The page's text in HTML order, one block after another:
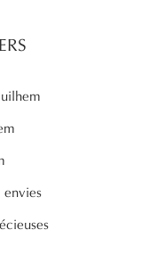
envies